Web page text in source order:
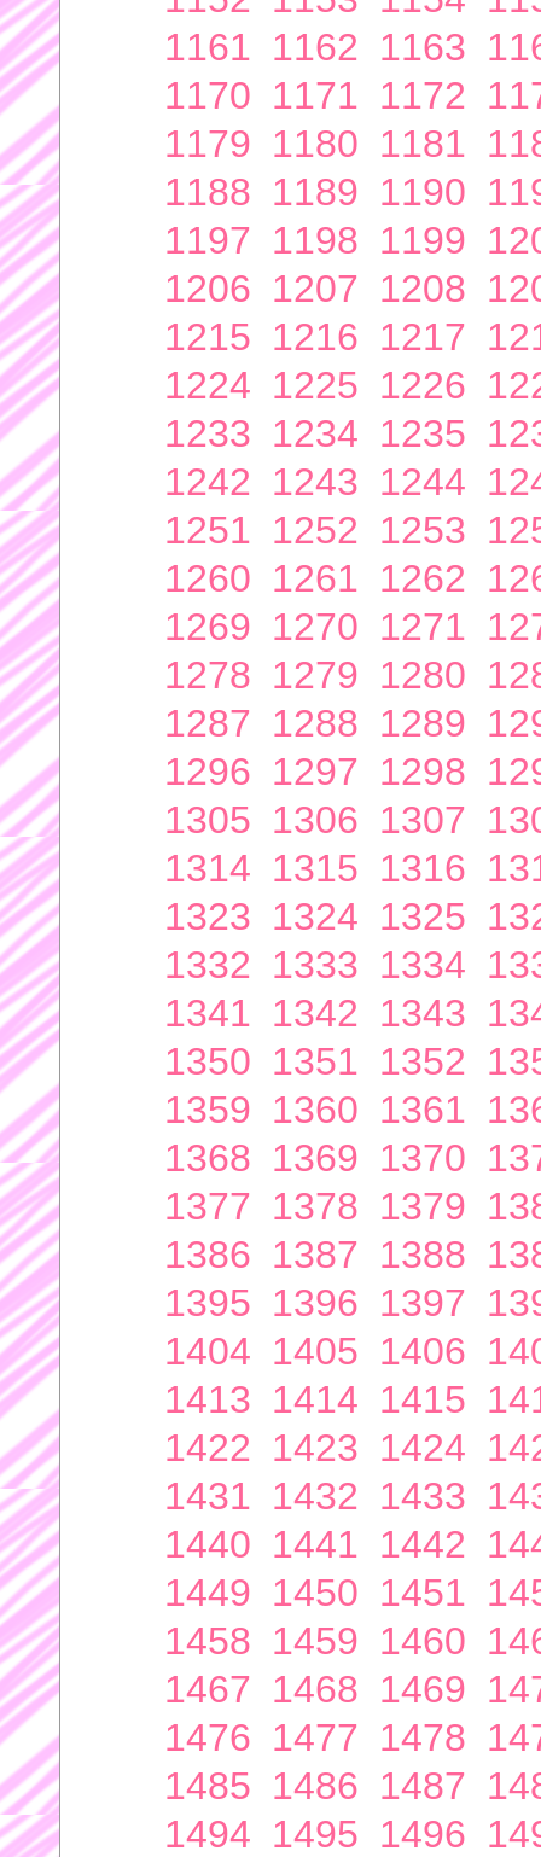
1161 1162 1163
1170 1171 1172
1179 1180 1181
1188 1189 1190
1197 1198 1199
1206 1207 1208
1215 1216 1217
1224 1225 1226
1233 1234 1235
1242 1243 1244
1251 1252 1253
1260 1261 1262
1269 1270 1271
1278 1279 1280
1287 1288 1289
1296 1297 1298
1305 1306 1307
1314 1315 1316
1323 1324 1325
1332 1333 1334
1341 1342 1343
1350 1351 1352
1359 1360 1361
1368 1369 1370
1377 1378 1379
1386 1387 1388
1395 1396 1397
1404 1405 1406
1413 1414 1415
1422 1423 1424
1431 1432 1433
1440 1441 1442
1449 1450 1451
1458 1459 1460
1467 1468 1469
1476 1477 1478
1485 1486 1487
1494 1495 1496